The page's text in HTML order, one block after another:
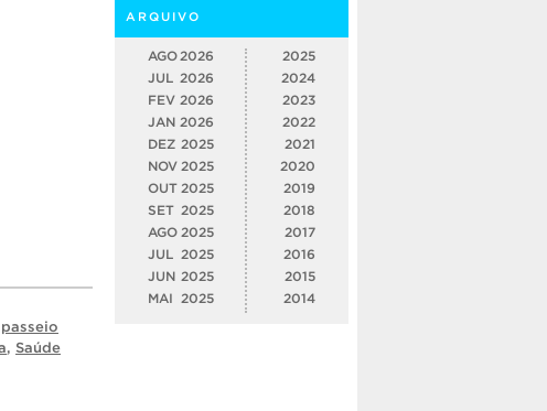
passeio
, Saúde
ARQUIVO
AGO 2026
JUL 2026
FEV 2026
JAN 2026
DEZ 2025
NOV 2025
OUT 2025
SET 2025
AGO 2025
JUL
2025
JUN 2025
MAI
2025
2025
2024
2023
2022
2021
2020
2019
2018
2017
2016
2015
2014